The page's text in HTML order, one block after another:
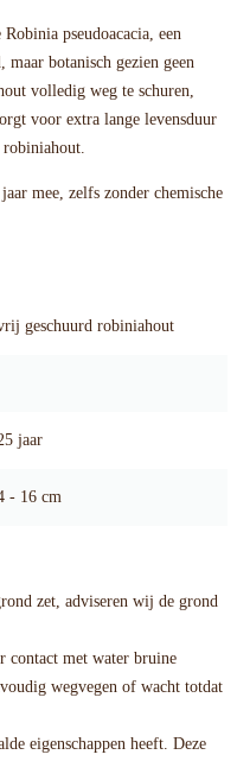
pseudoacacia, een
maar botanisch gezien geen
volledig weg te schuren,
voor extra lange levensduur
mee, zelfs zonder chemische
geschuurd robiniahout
jaar
- 16 cm
zet, adviseren wij de grond
contact met water bruine
wegvegen of wacht totdat
eigenschappen heeft. Deze